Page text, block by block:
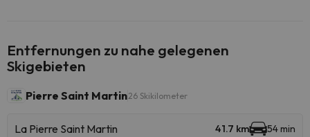
Entfernungen zu nahe gelegenen
Skigebieten
Pierre Saint Martin26 Skikilometer
La Pierre Saint Martin 41.7 km 54 min